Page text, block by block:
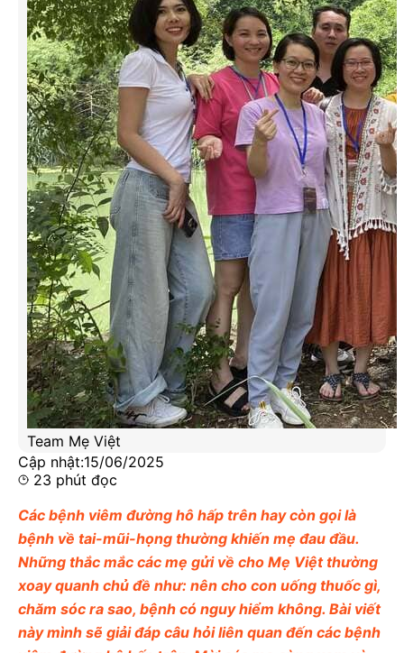
Team Mẹ Việt
Cập nhật:15/06/2025
23 phút đọc
Các bệnh viêm đường hô hấp trên hay còn gọi là
bệnh về tai-mũi-họng thường khiến mẹ đau đầu.
Những thắc mắc các mẹ gửi về cho Mẹ Việt thường
xoay quanh chủ đề như: nên cho con uống thuốc gì,
chăm sóc ra sao, bệnh có nguy hiểm không. Bài viết
này mình sẽ giải đáp câu hỏi liên quan đến các bệnh